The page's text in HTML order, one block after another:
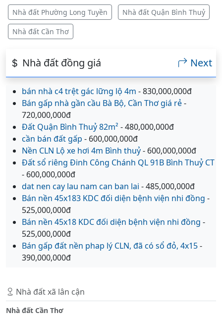
Nhà đất Phường Long Tuyền Nhà đất Quận Bình Thuỷ
Nhà đất Cần Thơ
Nhà đất đồng giá Next
bán nhà c4 trệt gác lững lộ 4m - 830,000,000đ
Bán gấp nhà gần cầu Bà Bộ, Cần Thơ giá rẻ-
720,000,000đ
Đất Quận Bình Thuỷ 82m² - 480,000,000đ
cần bán đất gấp - 600,000,000đ
Nền CLN Lộ xe hơi 4m Bình thuỷ- 600,000,000đ
Đất sổ riêng Đinh Công Chánh QL 91B Bình Thuỷ CT
- 600,000,000đ
dat nen cay lau nam can ban lai - 485,000,000đ
Bán nền 45x183 KDC đối diện bệnh viện nhi đồng -
525,000,000đ
Bán nền 45x18 KDC đối diện bệnh viện nhi đồng -
525,000,000đ
Bán gấp đất nền phap lý CLN, đã có sổ đỏ, 4x15-
390,000,000đ
Nhà đất xã lân cận
Nhà đất Cần Thơ